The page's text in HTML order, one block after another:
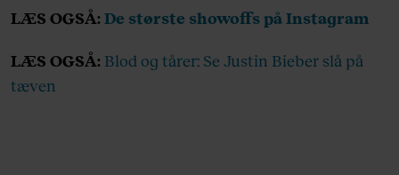
LÆS OGSÅ: De største showoffs på Instagram
LÆS OGSÅ: Blod og tårer: Se Justin Bieber slå på
tæven